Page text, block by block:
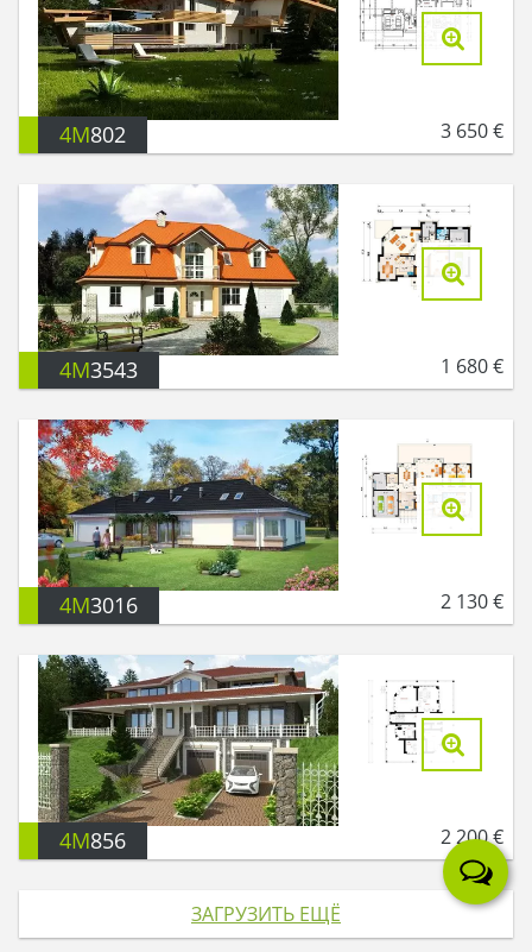
4M802 3 650€
4M3543 1 680€
4M3016 2 130€
4M856 2 200€
ЗАГРУЗИТЬ ЕЩЁ